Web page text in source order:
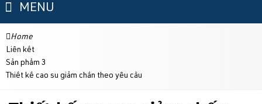
MENU
Home
Liên kết
Sản phẩm 3
Thiết kế cao su giảm chấn theo yêu cầu